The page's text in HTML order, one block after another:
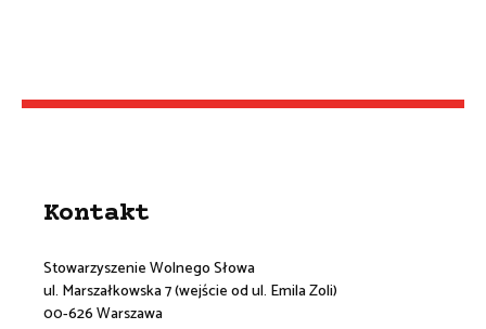
Kontakt
Stowarzyszenie Wolnego Słowa
ul. Marszałkowska 7 (wejście od ul. Emila Zoli)
00-626 Warszawa